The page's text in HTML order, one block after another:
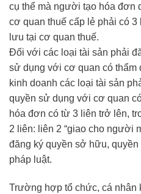
cụ thể mà người tạo hóa đơn
cơ quan thuế cấp lẻ phải có
lưu tại cơ quan thuế.
Đối với các loại tài sản phải
sử dụng với cơ quan có thẩm
kinh doanh các loại tài sản
quyền sử dụng với cơ quan
hóa đơn có từ 3 liên trở lên,
2 liên: liên 2 “giao cho người
đăng ký quyền sở hữu,
pháp luật.
Trường hợp tổ chức, cá nhân